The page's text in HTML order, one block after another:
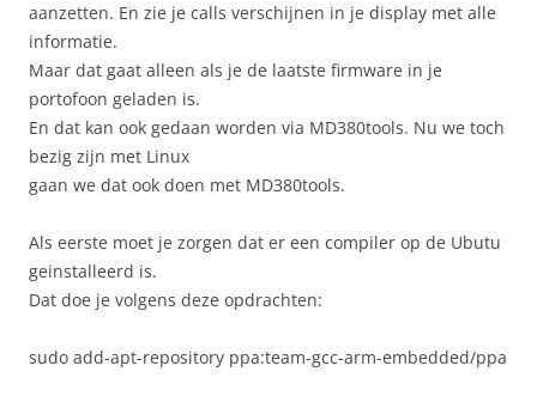
aanzetten. En zie je calls verschijnen in je display met alle
informatie.
Maar dat gaat alleen als je de laatste firmware in je
portofoon geladen is.
En dat kan ook gedaan worden via MD380tools. Nu we toch
bezig zijn met Linux
gaan we dat ook doen met MD380tools.
Als eerste moet je zorgen dat er een compiler op de Ubutu
geinstalleerd is.
Dat doe je volgens deze opdrachten:
sudo add-apt-repository ppa:team-gcc-arm-embedded/ppa